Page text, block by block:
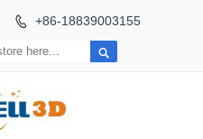
 +86-18839003155
